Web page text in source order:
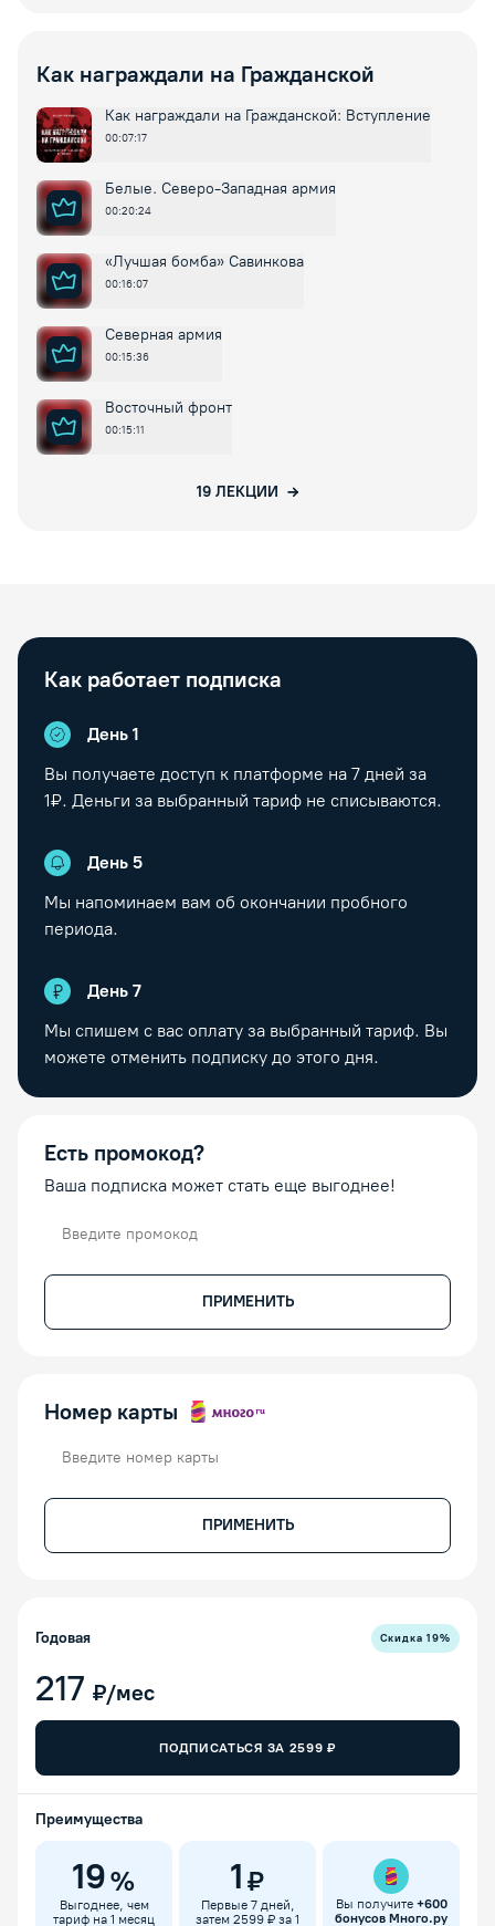
Как награждали на Гражданской
Как награждали на Гражданской: Вступление
00:07:17
Белые. Северо-Западная армия
00:20:24
«Лучшая бомба» Савинкова
00:16:07
Северная армия
00:15:36
Восточный фронт
00:15:11
19 ЛЕКЦИИ
Как работает подписка
День 1
Вы получаете доступ к платформе на 7 дней за
1₽. Деньги за выбранный тариф не списываются.
День 5
Мы напоминаем вам об окончании пробного
периода.
День 7
Мы спишем с вас оплату за выбранный тариф. Вы
можете отменить подписку до этого дня.
Есть промокод?
Ваша подписка может стать еще выгоднее!
ПРИМЕНИТЬ
Номер карты
ПРИМЕНИТЬ
Годовая Скидка19%
217 ₽/мес
ПОДПИСАТЬСЯ ЗА 2599 ₽
Преимущества
19%
Выгоднее, чем
тариф на 1 месяц
1 ₽
Первые 7 дней,
затем 2599 ₽ за 1
Вы получите +600
бонусов Много.ру